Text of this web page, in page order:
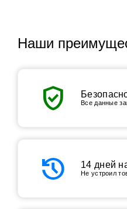
Наши
verified_user Все данные
history 14 дней
Не устроил